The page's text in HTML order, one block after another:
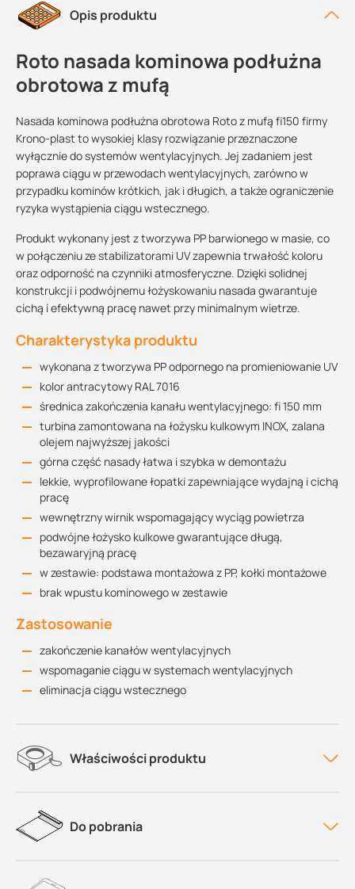
Opis produktu
Roto nasada kominowa podłużna
obrotowa z mufą
Nasada kominowa podłużna obrotowa Roto z mufą fi150 firmy
Krono-plast to wysokiej klasy rozwiązanie przeznaczone
wyłącznie do systemów wentylacyjnych. Jej zadaniem jest
poprawa ciągu w przewodach wentylacyjnych, zarówno w
przypadku kominów krótkich, jak i długich, a także ograniczenie
ryzyka wystąpienia ciągu wstecznego.
Produkt wykonany jest z tworzywa PP barwionego w masie, co
w połączeniu ze stabilizatorami UV zapewnia trwałość koloru
oraz odporność na czynniki atmosferyczne. Dzięki solidnej
konstrukcji i podwójnemu łożyskowaniu nasada gwarantuje
cichą i efektywną pracę nawet przy minimalnym wietrze.
Charakterystyka produktu
wykonana z tworzywa PP odpornego na promieniowanie UV
kolor antracytowy RAL 7016
średnica zakończenia kanału wentylacyjnego: fi 150 mm
turbina zamontowana na łożysku kulkowym INOX, zalana
olejem najwyższej jakości
górna część nasady łatwa i szybka w demontażu
lekkie, wyprofilowane łopatki zapewniające wydajną i cichą
pracę
wewnętrzny wirnik wspomagający wyciąg powietrza
podwójne łożysko kulkowe gwarantujące długą,
bezawaryjną pracę
w zestawie: podstawa montażowa z PP, kołki montażowe
brak wpustu kominowego w zestawie
Zastosowanie
zakończenie kanałów wentylacyjnych
wspomaganie ciągu w systemach wentylacyjnych
eliminacja ciągu wstecznego
Właściwości produktu
Do pobrania